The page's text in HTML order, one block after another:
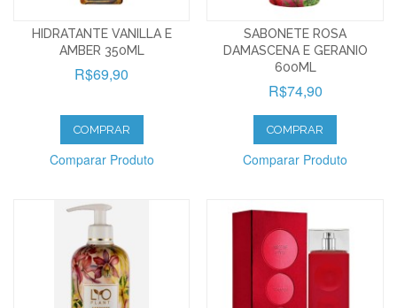
HIDRATANTE VANILLA E
AMBER 350ML
R$69,90
COMPRAR
Comparar Produto
SABONETE ROSA
DAMASCENA E GERANIO
600ML
R$74,90
COMPRAR
Comparar Produto